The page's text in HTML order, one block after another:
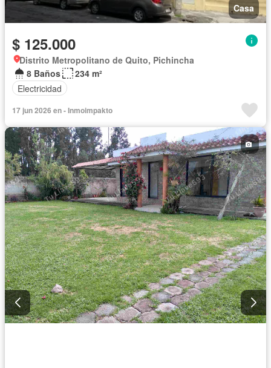
Casa
$ 125.000
Distrito Metropolitano de Quito, Pichincha
8 Baños
234 m²
Electricidad
17 jun 2026 en - Inmoimpakto